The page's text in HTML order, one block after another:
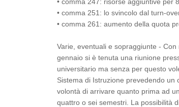
• comma 251: lo svincolo dal turn-
• comma 261: aumento della quota
Varie, eventuali e sopraggiunte -
gennaio si è tenuta una riunione
universitario ma senza per questo
Sistema di Istruzione prevedendo un
volontà di arrivare quanto prima ad
quattro o sei semestri. La possibilità